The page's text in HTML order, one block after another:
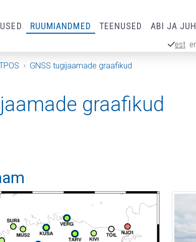
RUUMIANDMED TEENUSED ABI JA
est
GNSS tugijaamade graafikud
graafikud